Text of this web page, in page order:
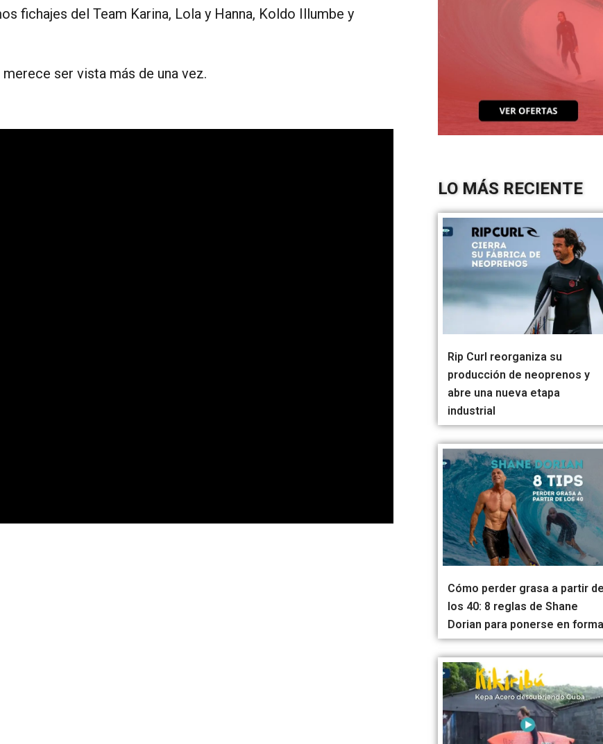
fichajes del Team Karina, Lola y Hanna, Koldo Illumbe y
ser vista más de una vez.
LO MÁS RECIENTE
Rip Curl reorganiza su
producción de neoprenos y
abre una nueva etapa
industrial
Cómo perder grasa a partir
los 40: 8 reglas de Shane
Dorian para ponerse en forma